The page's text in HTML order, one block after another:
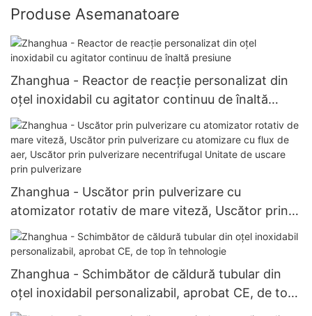
Produse Asemanatoare
Zhanghua - Reactor de reacție personalizat din
oțel inoxidabil cu agitator continuu de înaltă
presiune
Zhanghua - Uscător prin pulverizare cu
atomizator rotativ de mare viteză, Uscător prin
pulverizare cu atomizare cu flux de aer, Uscător
prin pulverizare necentrifugal Unitate de uscare
prin pulverizare
Zhanghua - Schimbător de căldură tubular din
oțel inoxidabil personalizabil, aprobat CE, de top
în tehnologie